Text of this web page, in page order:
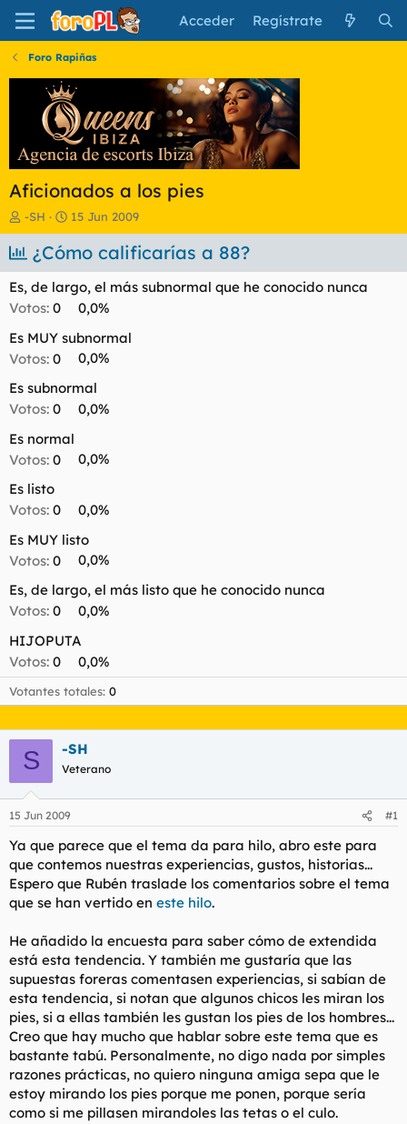
Acceder Regístrate
Foro Rapiñas
Aficionados a los pies
I
n
i
c
a
d
o
d
t
m
a
-SH
F
e
c
d
n
i
15 Jun 2009
¿Cómo calificarías a 88?
Es, de largo, el más subnormal que he conocido nunca
Votos: 0
0,0%
Es MUY subnormal
Votos: 0
0,0%
Es subnormal
Votos: 0
0,0%
Es normal
Votos: 0
0,0%
Es listo
Votos: 0
0,0%
Es MUY listo
Votos: 0
0,0%
Es, de largo, el más listo que he conocido nunca
Votos: 0
0,0%
HIJOPUTA
Votos: 0 0,0%
Votantes totales 0
S -SH
Veterano
15 Jun 2009 #1
Ya que parece que el tema da para hilo, abro este para
que contemos nuestras experiencias, gustos, historias...
Espero que Rubén traslade los comentarios sobre el tema
que se han vertido en este hilo.
He añadido la encuesta para saber cómo de extendida
está esta tendencia. Y también me gustaría que las
supuestas foreras comentasen experiencias, si sabían de
esta tendencia, si notan que algunos chicos les miran los
pies, si a ellas también les gustan los pies de los hombres...
Creo que hay mucho que hablar sobre este tema que es
bastante tabú. Personalmente, no digo nada por simples
razones prácticas, no quiero ninguna amiga sepa que le
estoy mirando los pies porque me ponen, porque sería
como si me pillasen mirandoles las tetas o el culo.